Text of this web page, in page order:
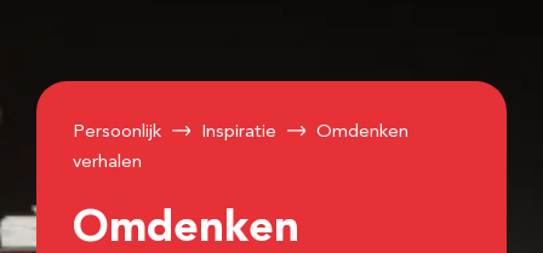
Persoonlijk Inspiratie
Omdenken
verhalen
Omdenken